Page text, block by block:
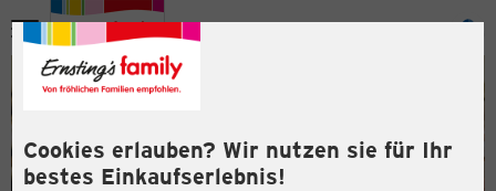
Cookies erlauben? Wir nutzen sie für Ihr
bestes Einkaufserlebnis!
Menü